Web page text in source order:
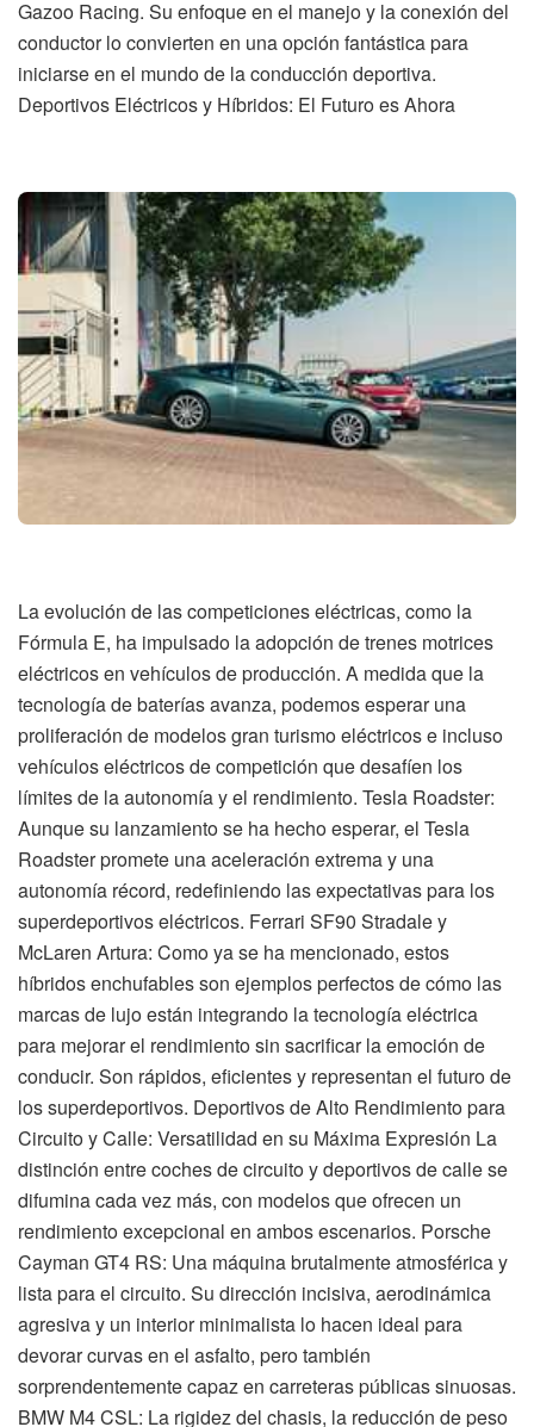
Gazoo Racing. Su enfoque en el manejo y la conexión del
conductor lo convierten en una opción fantástica para
iniciarse en el mundo de la conducción deportiva.
Deportivos Eléctricos y Híbridos: El Futuro es Ahora
La evolución de las competiciones eléctricas, como la
Fórmula E, ha impulsado la adopción de trenes motrices
eléctricos en vehículos de producción. A medida que la
tecnología de baterías avanza, podemos esperar una
proliferación de modelos gran turismo eléctricos e incluso
vehículos eléctricos de competición que desafíen los
límites de la autonomía y el rendimiento. Tesla Roadster:
Aunque su lanzamiento se ha hecho esperar, el Tesla
Roadster promete una aceleración extrema y una
autonomía récord, redefiniendo las expectativas para los
superdeportivos eléctricos. Ferrari SF90 Stradale y
McLaren Artura: Como ya se ha mencionado, estos
híbridos enchufables son ejemplos perfectos de cómo las
marcas de lujo están integrando la tecnología eléctrica
para mejorar el rendimiento sin sacrificar la emoción de
conducir. Son rápidos, eficientes y representan el futuro de
los superdeportivos. Deportivos de Alto Rendimiento para
Circuito y Calle: Versatilidad en su Máxima Expresión La
distinción entre coches de circuito y deportivos de calle se
difumina cada vez más, con modelos que ofrecen un
rendimiento excepcional en ambos escenarios. Porsche
Cayman GT4 RS: Una máquina brutalmente atmosférica y
lista para el circuito. Su dirección incisiva, aerodinámica
agresiva y un interior minimalista lo hacen ideal para
devorar curvas en el asfalto, pero también
sorprendentemente capaz en carreteras públicas sinuosas.
BMW M4 CSL: La rigidez del chasis, la reducción de peso